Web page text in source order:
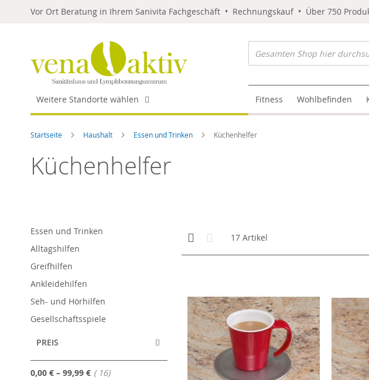
Vor Ort Beratung in Ihrem Sanivita Fachgeschäft • Rechnungskauf • Über 750
Weitere Standorte wählen Fitness Wohlbefinden
Startseite Haushalt Essen und Trinken Küchenhelfer
Küchenhelfer
Anzeigen
als
Kachelansicht
17 Artikel
Essen und Trinken
Alltagshilfen
Greifhilfen
Ankleidehilfen
Seh- und Hörhilfen
Gesellschaftsspiele
PREIS
0,00 € – 99,99 € 16Artikel